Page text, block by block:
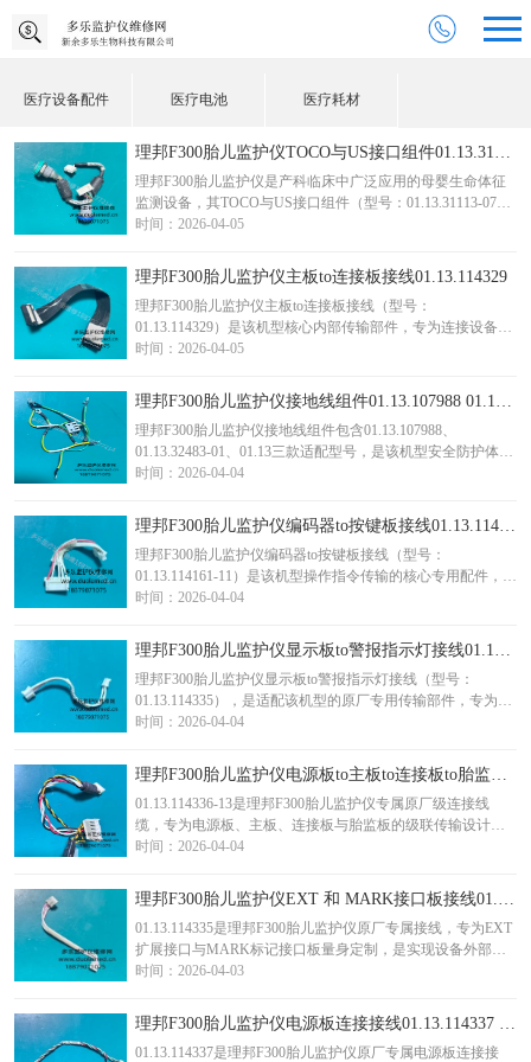
医疗设备配件 医疗电池 医疗耗材
理邦F300胎儿监护仪TOCO与US接口组件01.13.31113-07 01.13.107721-02 询价
理邦F300胎儿监护仪是产科临床中广泛应用的母婴生命体征
监测设备，其TOCO与US接口组件（型号：01.13.31113-07、
01.13.107721-02）是实现胎心与宫缩信号精准采集的核心硬件
的关键作用。 该组件采用模块化设计，集成了胎儿心率超声
探头（US）接口与宫缩压力探头（T...
时间：2026-04-05
理邦F300胎儿监护仪主板to连接板接线01.13.114329
理邦F300胎儿监护仪主板to连接板接线（型号：
01.13.114329）是该机型核心内部传输部件，专为连接设备主
板与连接板设计，承担信号传输、供电保障及指令同步三大
数据的关键配件，广泛应用于设备维修、保养及配件替换场
景，适配医院妇产科、产房等临床高频使用环境。作为理邦
原厂标准规格配件，该接线严格匹配F...
时间：2026-04-05
理邦F300胎儿监护仪接地线组件01.13.107988 01.13.32483-01 01.13 询价
理邦F300胎儿监护仪接地线组件包含01.13.107988、
01.13.32483-01、01.13三款适配型号，是该机型安全防护体系
的核心专用配件，专为设备接地防护设计，承担漏电导泄、
F300胎儿监护仪符合医疗电气安全标准、稳定运行的关键部
件，广泛应用于设备维修、配件替换及日常安全检测场景，
适配医院妇产科...
时间：2026-04-04
理邦F300胎儿监护仪编码器to按键板接线01.13.114161-11
理邦F300胎儿监护仪编码器to按键板接线（型号：
01.13.114161-11）是该机型操作指令传输的核心专用配件，专
为连接设备编码器与按键板设计，承担操作指令传导、信号
参数调节精准的关键部件，广泛应用于设备维修、配件替换
及日常保养场景，适配医院妇产科、产房等临床高频操作环
境。作为理邦原厂标准配件，该接线...
时间：2026-04-04
理邦F300胎儿监护仪显示板to警报指示灯接线01.13.114335 询价
理邦F300胎儿监护仪显示板to警报指示灯接线（型号：
01.13.114335），是适配该机型的原厂专用传输部件，专为连
接显示板与警报指示灯设计，是保障设备报警功能与显示功
产，广泛应用于各级医院产科病房、产房及妇幼保健院，为
围产期母胎监护的精准性与安全性提供可靠传输支撑，是设
备日常维护、部件更换的核心适...
时间：2026-04-04
理邦F300胎儿监护仪电源板to主板to连接板to胎监板01.13.114336-13 询价
01.13.114336-13是理邦F300胎儿监护仪专属原厂级连接线
缆，专为电源板、主板、连接板与胎监板的级联传输设计，
是设备多模块协同运行的“核心传输枢纽”，承担着电能供给、
护数据的精准度与设备运行的稳定性，适配各级医院产科、
妇幼保健院及基层医疗机构的F300机型维修、保养与配件替
换需求。该线缆采用定制...
时间：2026-04-04
理邦F300胎儿监护仪EXT 和 MARK接口板接线01.13.114335 询价
01.13.114335是理邦F300胎儿监护仪原厂专属接线，专为EXT
扩展接口与MARK标记接口板量身定制，是实现设备外部拓
展、监护事件精准标记的核心连接部件，承担着外部设备信
的便捷性与数据记录的准确性，适配各级医院产科、妇幼保
健院及基层医疗机构F300机型的维修、保养与配件替换需
求。该接线采用定制化双路...
时间：2026-04-03
理邦F300胎儿监护仪电源板连接接线01.13.114337 询价
01.13.114337是理邦F300胎儿监护仪原厂专属电源板连接接